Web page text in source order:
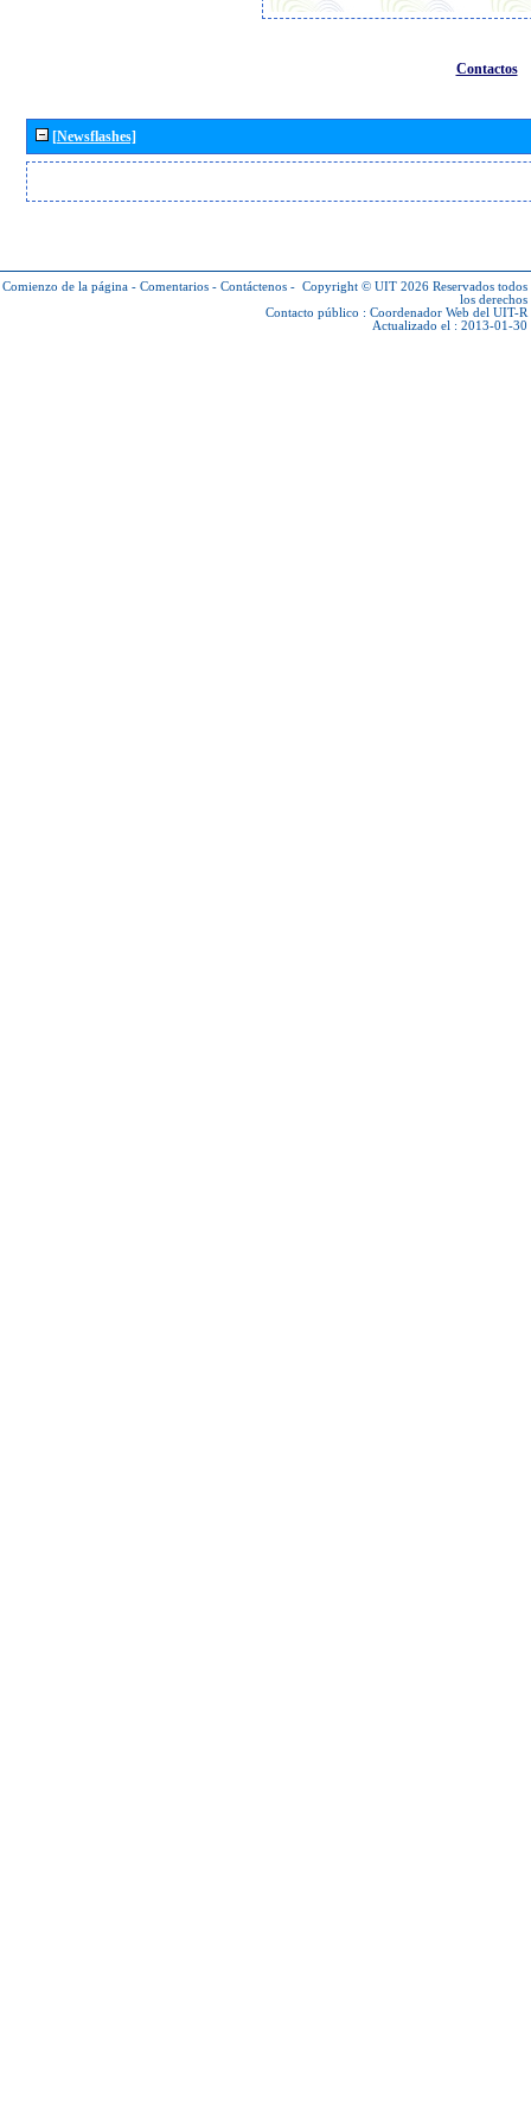
Contactos
[Newsflashes]
Comienzo de la página - Comentarios - Contáctenos - Copyright © UIT 2026 Reservados todos
los derechos
Contacto público : Coordenador Web del UIT-R
Actualizado el : 2013-01-30